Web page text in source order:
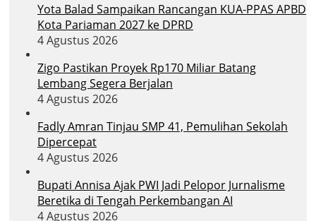
Yota Balad Sampaikan Rancangan KUA-PPAS APBD
Kota Pariaman 2027 ke DPRD
4 Agustus 2026
Zigo Pastikan Proyek Rp170 Miliar Batang
Lembang Segera Berjalan
4 Agustus 2026
Fadly Amran Tinjau SMP 41, Pemulihan Sekolah
Dipercepat
4 Agustus 2026
Bupati Annisa Ajak PWI Jadi Pelopor Jurnalisme
Beretika di Tengah Perkembangan AI
4 Agustus 2026